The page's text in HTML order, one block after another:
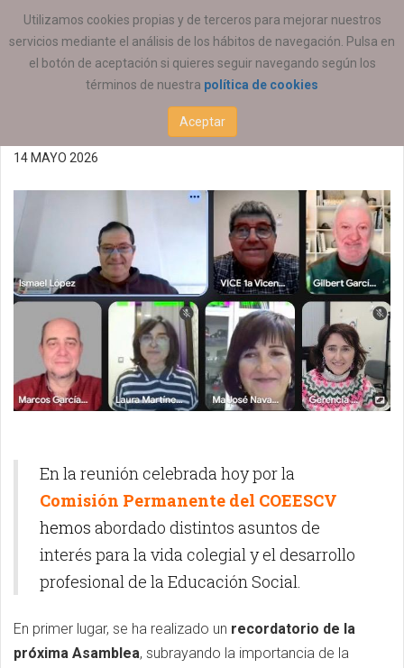
Utilizamos cookies propias y de terceros para mejorar nuestros
servicios mediante el análisis de los hábitos de navegación. Pulsa en
el botón de aceptación si quieres seguir navegando según los
términos de nuestra política de cookies
Aceptar
ESTÁ AQUÍ: ACTUALIDAD COEESCV
Resumen de la Comisión
Permanente 14052026
14 MAYO 2026
En la reunión celebrada hoy por la
Comisión Permanente del COEESCV
hemos abordado distintos asuntos de
interés para la vida colegial y el desarrollo
profesional de la Educación Social.
En primer lugar, se ha realizado un recordatorio de la
próxima Asamblea, subrayando la importancia de la